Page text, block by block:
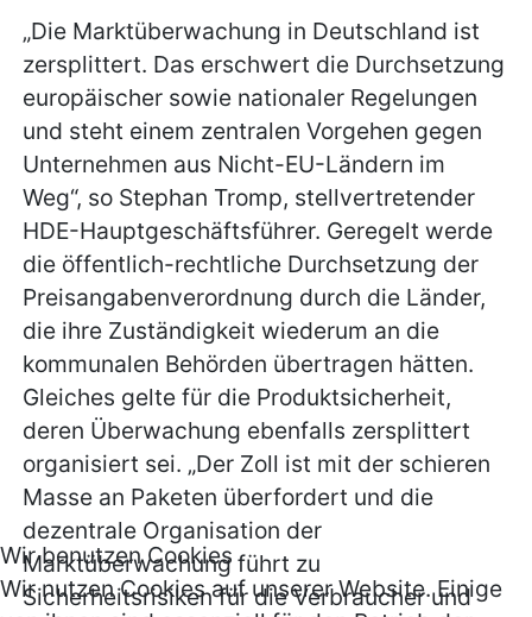
„Die Marktüberwachung in Deutschland ist
zersplittert. Das erschwert die Durchsetzung
europäischer sowie nationaler Regelungen
und steht einem zentralen Vorgehen gegen
Unternehmen aus Nicht-EU-Ländern im
Weg“, so Stephan Tromp, stellvertretender
HDE-Hauptgeschäftsführer. Geregelt werde
die öffentlich-rechtliche Durchsetzung der
Preisangabenverordnung durch die Länder,
die ihre Zuständigkeit wiederum an die
kommunalen Behörden übertragen hätten.
Gleiches gelte für die Produktsicherheit,
deren Überwachung ebenfalls zersplittert
organisiert sei. „Der Zoll ist mit der schieren
Masse an Paketen überfordert und die
dezentrale Organisation der
Marktüberwachung führt zu
Sicherheitsrisiken für die Verbraucher und
Wir benutzen Cookies
Wir nutzen Cookies auf unserer Website. Einige